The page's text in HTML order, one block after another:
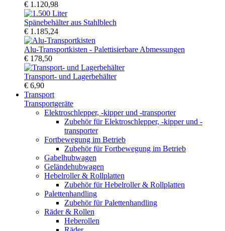
€ 1.120,98
Spänebehälter aus Stahlblech
€ 1.185,24
Alu-Transportkisten - Palettisierbare Abmessungen
€ 178,50
Transport- und Lagerbehälter
€ 6,90
Transport
Transportgeräte
Elektroschlepper, -kipper und -transporter
Zubehör für Elektroschlepper, -kipper und -
transporter
Fortbewegung im Betrieb
Zubehör für Fortbewegung im Betrieb
Gabelhubwagen
Geländehubwagen
Hebelroller & Rollplatten
Zubehör für Hebelroller & Rollplatten
Palettenhandling
Zubehör für Palettenhandling
Räder & Rollen
Heberollen